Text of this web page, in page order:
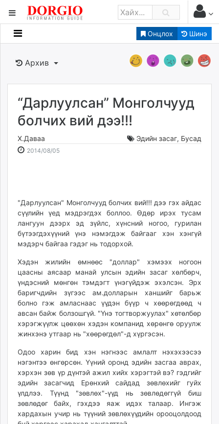
Онцлох Шинэ
Мэдээллийн
Банк санхүү
Бизнес ААН
Төрийн
Нийслэлийн
dorgio.mn
Gogo.mn
Baabar.mn
tovch.mn
ikon.mn
mnb.mn
Eguur.mn
24tsag.mn
shuud.mn
eagle.mn
ergelt.mn
zarig.mn
today.mn
zuv.mn
mminfo.mn
ugluu.mn
urlag.mn
unen.mn
asu.mn
Архив
“Дарлуулсан” Монголчууд
болчих вий дээ!!!
Х.Даваа Эдийн засаг, Бусад
2014/08/052014-
2026-
"Дарлуулсан" Монголчууд болчих вий!!! дээ гэх айдас
сүүлийн үед мэдрэгдэх боллоо. Өдөр ирэх тусам
лангуун дээрх эд зүйлс, хүнсний ногоо, гурилан
бүтээгдэхүүний үнэ нэмэгдэж байгааг хэн хэнгүй
мэдэрч байгаа гэдэг нь тодорхой.
Хэдэн жилийн өмнөөс "доллар" хэмээх ногоон
цаасны аясаар манай улсын эдийн засаг хөлбөрч,
үндэсний мөнгөн тэмдэгт үнэгүйдэж эхэлсэн. Эрх
баригчдийн зүгээс ам.долларын ханшийг барьж
болно гэж амласнаас үүдэн бүүр ч хөөрөгдөөд ч
авсан байж болзошгүй. "Үнэ тогтворжуулах" хөтөлбөр
хэрэгжүүлж цөөхөн хэдэн компанид хөрөнгө оруулж
жинхэнэ утгаар нь "хөөрөгдөл"-д хүргэсэн.
Одоо харин бид хэн нэгнээс амлалт нэхэхээсээ
нэгэнтээ өнгөрсөн. Үүний оронд эдийн засгаа аврах,
хэрхэн зөв үр дүнтэй ажил хийх хэрэгтэй вэ? гэдгийг
эдийн засагчид Ерөнхий сайдад зөвлөхийг гуйх
үлдлээ. Түүнд "зөвлөх"-үүд нь зөвлөдөггүй биш
зөвлөдөг байх, гэхдээ яаж идэх талаар. Ингэж
хардахын учир нь түүний зөвлөхүүдийн орооцолдоод